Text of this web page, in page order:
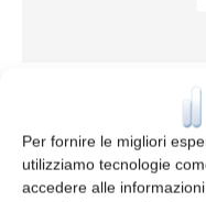
Per fornire le migliori
utilizziamo tecnologie
accedere alle
Trattamento
l’ottenimento di
Oxana Selari 22 Giugno 2013